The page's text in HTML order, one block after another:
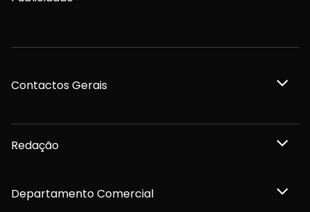
Contactos Gerais
Redação
Departamento Comercial